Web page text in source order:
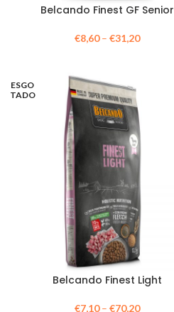
Belcando Finest GF Senior
€8,60–€31,20
ESGO
TADO
Belcando Finest Light
€7,10–€70,20